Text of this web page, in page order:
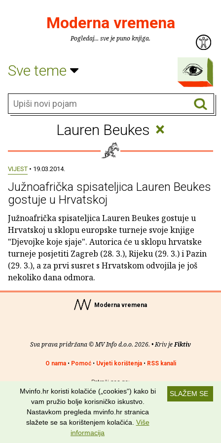
Moderna vremena
Pogledaj... sve je puno knjiga.
Sve teme
Lauren Beukes ×
VIJEST • 19.03.2014.
Južnoafrička spisateljica Lauren Beukes
gostuje u Hrvatskoj
Južnoafrička spisateljica Lauren Beukes gostuje u
Hrvatskoj u sklopu europske turneje svoje knjige
"Djevojke koje sjaje". Autorica će u sklopu hrvatske
turneje posjetiti Zagreb (28. 3.), Rijeku (29. 3.) i Pazin
(29. 3.), a za prvi susret s Hrvatskom odvojila je još
nekoliko dana odmora.
Moderna vremena
Sva prava pridržana © MV Info d.o.o. 2026. • Kriv jeFiktiv
O nama• Pomoć• Uvjeti korištenja• RSS kanali
Potraži nas na:
SLAŽEM SE
Mvinfo.hr koristi kolačiće („cookies“) kako bi
vam pružio bolje korisničko iskustvo.
Nastavkom pregleda mvinfo.hr stranica
slažete se sa korištenjem kolačića. Više
informacija